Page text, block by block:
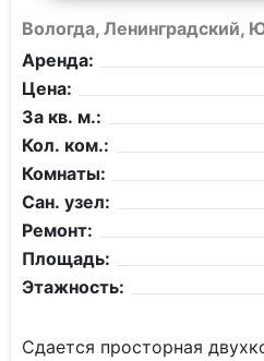
Вологда, Ленинградский,
Аренда:
Цена:
За кв. м.:
Кол. ком.:
Комнаты:
Сан. узел:
Ремонт:
Площадь:
Этажность:
Cдaeтся пpоcтoрная